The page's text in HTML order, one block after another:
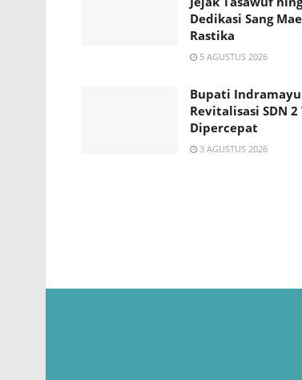
Dedikasi Sang
Rastika
5 AGUSTUS 2026
Bupati
Revitalisasi SDN 2
Dipercepat
3 AGUSTUS 2026